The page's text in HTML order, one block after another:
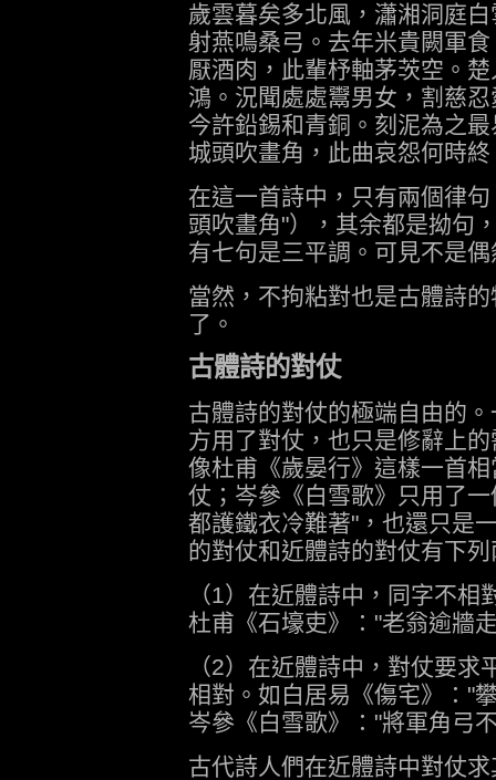
歲雲暮矣多北風，瀟湘洞庭
射燕鳴桑弓。去年米貴闕軍
厭酒肉，此輩杼軸茅茨空。
鴻。況聞處處鬻男女，割慈
今許鉛錫和青銅。刻泥為之
城頭吹畫角，此曲哀怨何時終
在這一首詩中，只有兩個律
頭吹畫角"），其余都是拗句
有七句是三平調。可見不是
當然，不拘粘對也是古體詩
了。
古體詩的對仗
古體詩的對仗的極端自由的
方用了對仗，也只是修辭上
像杜甫《歲晏行》這樣一首
仗；岑參《白雪歌》只用了
都護鐵衣冷難著"，也還只是
的對仗和近體詩的對仗有下
（1）在近體詩中，同字不
杜甫《石壕吏》："老翁逾牆
（2）在近體詩中，對仗要
相對。如白居易《傷宅》："
岑參《白雪歌》："將軍角弓
古代詩人們在近體詩中對仗